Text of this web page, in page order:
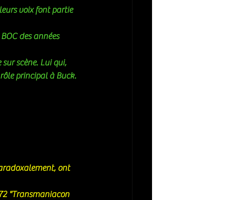
voix font partie
des années
scène. Lui qui,
principal à Buck.
ont
"Transmaniacon